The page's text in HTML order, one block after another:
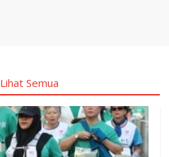
Lihat Semua